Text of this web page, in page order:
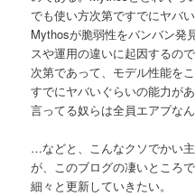
でも使い方次第ですでにヤバ
Mythosが脆弱性をバンバン発
スや運用の違いに起因するの
次第であって、モデル性能を
すでにヤバいぐらいの能力が
言ってる奴らは全員エアプなん
…などと、こんなクソでかい
が、このブログの凄いところ
細々と更新していきたい。